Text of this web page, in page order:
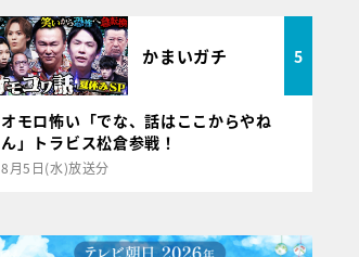
かまいガチ 5
オモロ怖い「でな、話はここからやね
ん」トラビス松倉参戦！
8月5日(水)放送分